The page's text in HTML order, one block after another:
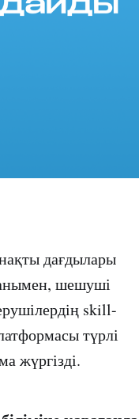
дағдылары
шешуші
skill-
түрлі
жүргізді.